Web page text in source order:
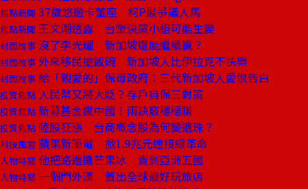
焦點新聞 37歲悠遊卡董座 柯P最爭議人馬
焦點新聞 王文潮透露 台塑決策小組可能生變
封面故事 沒了李光耀 新加坡還能繼續贏？
封面故事 外來移民搶飯碗 新加坡人比伊拉克不快樂
封面故事 給「親愛的」保母政府：三代新加坡人愛恨告白
投資焦點 人民幣又將大貶？存戶自保三對策
投資焦點 新募基金瘋中國！兩訣竅穩穩賺
投資焦點 陸股狂漲 台商概念股為何變遺珠？
科技風雲 蘋果新筆電 掀1.9兆元連接線革命
人物特寫 他把路邊攤芒果冰 賣到亞洲五國
人物特寫 一個門外漢 蓋出全球最好玩旅店